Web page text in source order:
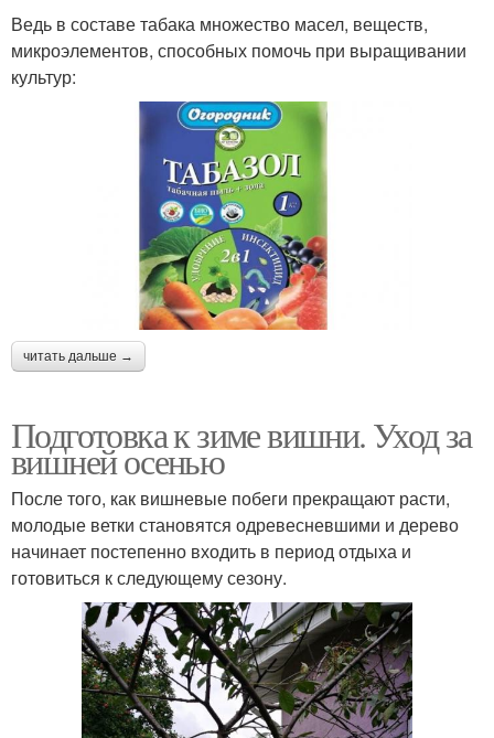
Ведь в составе табака множество масел, веществ,
микроэлементов, способных помочь при выращивании
культур:
читать дальше →
Подготовка к зиме вишни. Уход за
вишней осенью
После того, как вишневые побеги прекращают расти,
молодые ветки становятся одревесневшими и дерево
начинает постепенно входить в период отдыха и
готовиться к следующему сезону.